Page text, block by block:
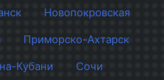
Новопокровская
Приморско-Ахтарск
Кубани
Сочи